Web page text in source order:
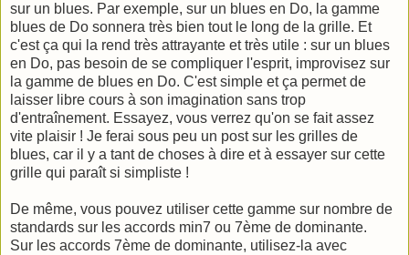
sur un blues. Par exemple, sur un blues en Do, la gamme
blues de Do sonnera très bien tout le long de la grille. Et
c'est ça qui la rend très attrayante et très utile : sur un blues
en Do, pas besoin de se compliquer l'esprit, improvisez sur
la gamme de blues en Do. C'est simple et ça permet de
laisser libre cours à son imagination sans trop
d'entraînement. Essayez, vous verrez qu'on se fait assez
vite plaisir ! Je ferai sous peu un post sur les grilles de
blues, car il y a tant de choses à dire et à essayer sur cette
grille qui paraît si simpliste !
De même, vous pouvez utiliser cette gamme sur nombre de
standards sur les accords min7 ou 7ème de dominante.
Sur les accords 7ème de dominante, utilisez-la avec